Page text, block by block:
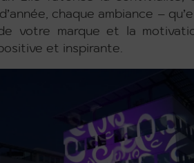
chaque ambiance –
votre marque et la
et inspirante.